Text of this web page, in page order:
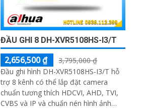
ĐẦU GHI 8 DH-XVR5108HS-I3/T
2,656,500 ₫
3,795,000 ₫
Đầu ghi hình DH-XVR5108HS-I3/T hỗ
trợ 8 kênh có thể lắp đặt camera
chuẩn tương thích HDCVI, AHD, TVI,
CVBS và IP và chuẩn nén hình ảnh